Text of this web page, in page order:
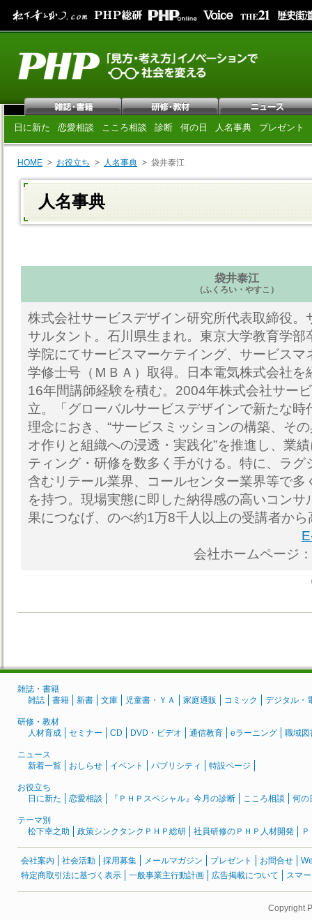
日に新た 恋愛相談 こころ相談 診断 何の日 人名事典 プレゼント
HOME お役立ち 人名事典 袋井泰江
人名事典
袋井泰江
（ふくろい・やすこ）
株式会社サービスデザイン研究所代表取締役。
サルタント。石川県生まれ。東京大学教育学部
学院にてサービスマーケテイング、サービスマ
学修士号（ＭＢＡ）取得。日本電気株式会社を
16年間講師経験を積む。2004年株式会社サー
立。「グローバルサービスデザインで新たな時
理念におき、“サービスミッションの構築、そ
オ作りと組織への浸透・実践化”を推進し、業
ティング・研修を数多く手がける。特に、ラグ
含むリテール業界、コールセンター業界等で多
を持つ。現場実態に即した納得感の高いコンサ
果につなげ、のべ約1万8千人以上の受講者か
会社ホームページ：
雑誌・書籍
雑誌
書籍 新書 文庫 児童書・ＹＡ 家庭通販 コミック デジタル・
研修・教材
人材育成
セミナー CD DVD・ビデオ 通信教育 eラーニング 職域図
ニュース
新着一覧
おしらせ イベント パブリシティ 特設ページ
お役立ち
日に新た
恋愛相談 『ＰＨＰスペシャル』今月の診断 こころ相談 何の
テーマ別
松下幸之助
政策シンクタンクＰＨＰ総研 社員研修のＰＨＰ人材開発
会社案内 社会活動 採用募集 メールマガジン プレゼント お問合せ
特定商取引法に基づく表示
一般事業主行動計画 広告掲載について スマ
Copyright